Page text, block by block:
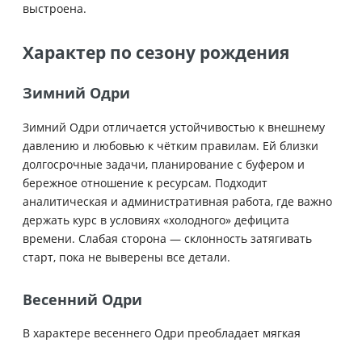
выстроена.
Характер по сезону рождения
Зимний Одри
Зимний Одри отличается устойчивостью к внешнему
давлению и любовью к чётким правилам. Ей близки
долгосрочные задачи, планирование с буфером и
бережное отношение к ресурсам. Подходит
аналитическая и административная работа, где важно
держать курс в условиях «холодного» дефицита
времени. Слабая сторона — склонность затягивать
старт, пока не выверены все детали.
Весенний Одри
В характере весеннего Одри преобладает мягкая